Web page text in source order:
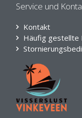
Service und
Kontakt
Häufig gestellte